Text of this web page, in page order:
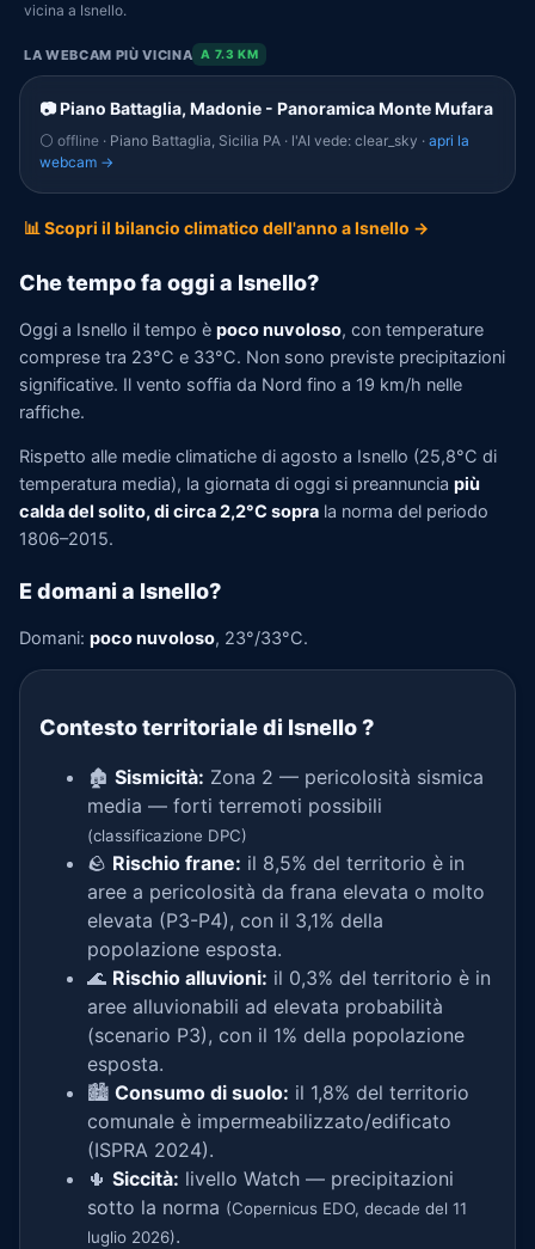
vicina a Isnello.
LA WEBCAM PIÙ VICINA A 7.3 KM
📷 Piano Battaglia, Madonie - Panoramica Monte Mufara
⚪ offline · Piano Battaglia, Sicilia PA · l'AI vede: clear_sky · apri la
webcam →
📊 Scopri il bilancio climatico dell'anno a Isnello →
Che tempo fa oggi a Isnello?
Oggi a Isnello il tempo è poco nuvoloso, con temperature
comprese tra 23°C e 33°C. Non sono previste precipitazioni
significative. Il vento soffia da Nord fino a 19 km/h nelle
raffiche.
Rispetto alle medie climatiche di agosto a Isnello (25,8°C di
temperatura media), la giornata di oggi si preannuncia più
calda del solito, di circa 2,2°C sopra la norma del periodo
1806–2015.
E domani a Isnello?
Domani: poco nuvoloso, 23°/33°C.
Contesto territoriale di Isnello?
🏚️ Sismicità: Zona 2 — pericolosità sismica
media — forti terremoti possibili
(classificazione DPC)
🪨 Rischio frane: il 8,5% del territorio è in
aree a pericolosità da frana elevata o molto
elevata (P3-P4), con il 3,1% della
popolazione esposta.
🌊 Rischio alluvioni: il 0,3% del territorio è in
aree alluvionabili ad elevata probabilità
(scenario P3), con il 1% della popolazione
esposta.
🏙️ Consumo di suolo: il 1,8% del territorio
comunale è impermeabilizzato/edificato
(ISPRA 2024).
🌵 Siccità: livello Watch — precipitazioni
sotto la norma (Copernicus EDO, decade del 11
luglio 2026).